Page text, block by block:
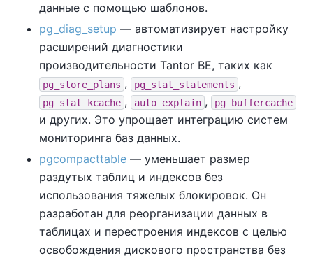
данные с помощью шаблонов.
pg_diag_setup — автоматизирует настройку
расширений диагностики
производительности Tantor BE, таких как
pg_store_plans , pg_stat_statements ,
pg_stat_kcache , auto_explain , pg_buffercache
и других. Это упрощает интеграцию систем
мониторинга баз данных.
pgcompacttable — уменьшает размер
раздутых таблиц и индексов без
использования тяжелых блокировок. Он
разработан для реорганизации данных в
таблицах и перестроения индексов с целью
освобождения дискового пространства без